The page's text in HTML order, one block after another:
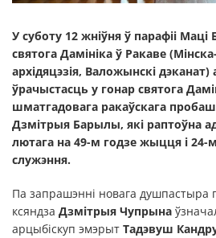
У суботу 12 жніўня ў парафіі
святога Дамініка ў Ракаве
архідяцэзія, Валожынскі
ўрачыстасць у гонар святога
шматгадовага ракаўскага
Дзмітрыя Барылы, які раптоўна
лютага на 49-м годзе жыцця і 24-
служэння.
Па запрашэнні новага душпастыра
ксяндза Дзмітрыя Чупрына
арцыбіскуп эмэрыт Тадэвуш